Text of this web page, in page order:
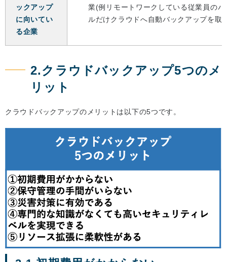
ックアップ
に向いてい
る企業
業(例リモートワークしている従業員の
ルだけクラウドへ自動バックアップを取
2.クラウドバックアップ5つのメ
リット
クラウドバックアップのメリットは以下の5つです。